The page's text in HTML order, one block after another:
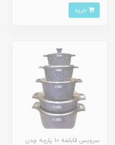
سرویس قابلمه 10 پارچه چدن